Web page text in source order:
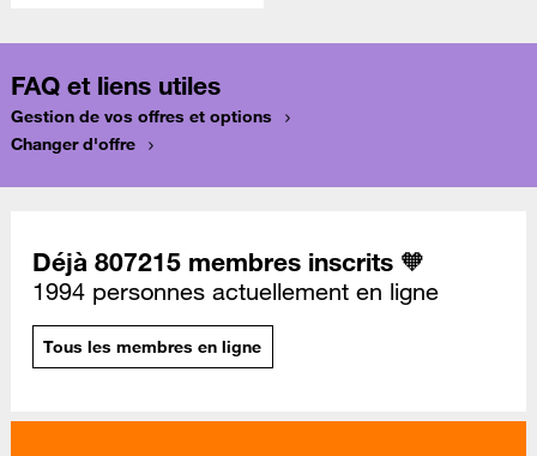
FAQ et liens utiles
Gestion de vos offres et options
Changer d'offre
Déjà 807215 membres inscrits 🧡
1994 personnes actuellement en ligne
Tous les membres en ligne